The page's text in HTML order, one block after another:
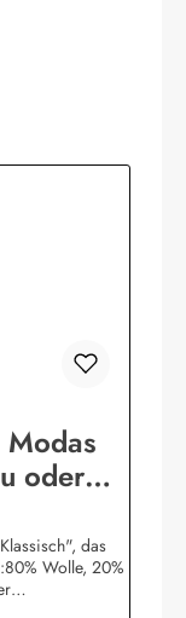
oder
das
Wolle, 20%